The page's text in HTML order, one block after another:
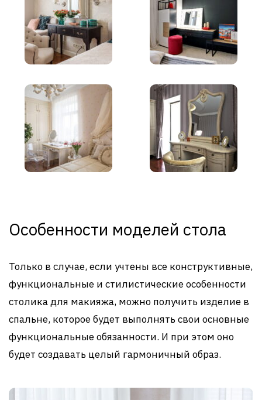
Особенности моделей стола
Только в случае, если учтены все конструктивные,
функциональные и стилистические особенности
столика для макияжа, можно получить изделие в
спальне, которое будет выполнять свои основные
функциональные обязанности. И при этом оно
будет создавать целый гармоничный образ.